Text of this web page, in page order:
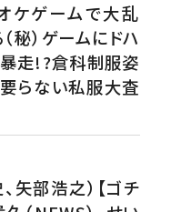
ケゲームで大乱
）ゲームにドハ
暴走!?倉科制服姿
らない私服大査
矢部浩之）【ゴチ